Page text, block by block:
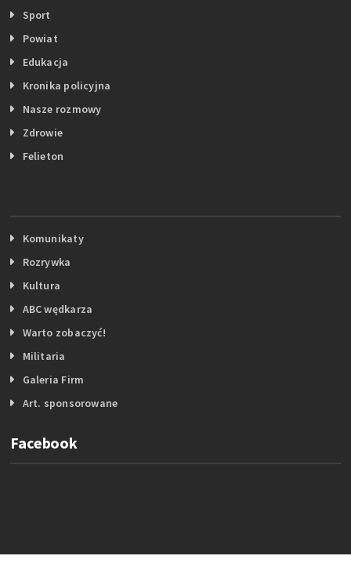
Sport
Powiat
Edukacja
Kronika policyjna
Nasze rozmowy
Zdrowie
Felieton
Komunikaty
Rozrywka
Kultura
ABC wędkarza
Warto zobaczyć!
Militaria
Galeria Firm
Art. sponsorowane
Facebook